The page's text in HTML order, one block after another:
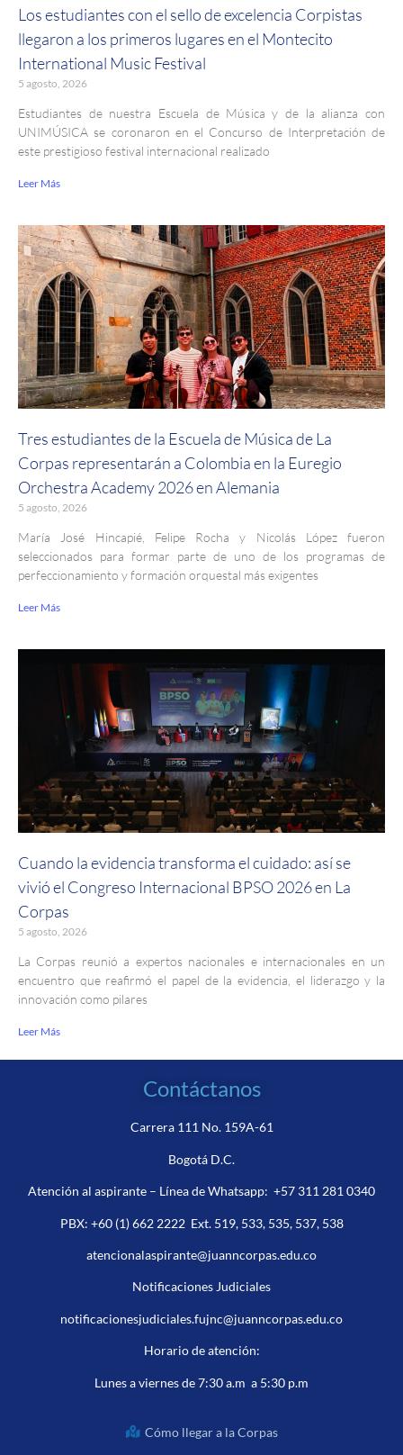
Los estudiantes con el sello de excelencia Corpistas
llegaron a los primeros lugares en el Montecito
International Music Festival
5 agosto, 2026
Estudiantes de nuestra Escuela de Música y de la alianza con
UNIMÚSICA se coronaron en el Concurso de Interpretación de
este prestigioso festival internacional realizado
Leer Más
Tres estudiantes de la Escuela de Música de La
Corpas representarán a Colombia en la Euregio
Orchestra Academy 2026 en Alemania
5 agosto, 2026
María José Hincapié, Felipe Rocha y Nicolás López fueron
seleccionados para formar parte de uno de los programas de
perfeccionamiento y formación orquestal más exigentes
Leer Más
Cuando la evidencia transforma el cuidado: así se
vivió el Congreso Internacional BPSO 2026 en La
Corpas
5 agosto, 2026
La Corpas reunió a expertos nacionales e internacionales en un
encuentro que reafirmó el papel de la evidencia, el liderazgo y la
innovación como pilares
Leer Más
Contáctanos
Carrera 111 No. 159A-61
Bogotá D.C.
Atención al aspirante – Línea de Whatsapp: +57 311 281 0340
PBX: +60 (1) 662 2222Ext. 519, 533, 535, 537, 538
atencionalaspirante@juanncorpas.edu.co
Notificaciones Judiciales
notificacionesjudiciales.fujnc@juanncorpas.edu.co
Horario de atención:
Lunes a viernes de 7:30 a.m a 5:30 p.m
Cómo llegar a la Corpas